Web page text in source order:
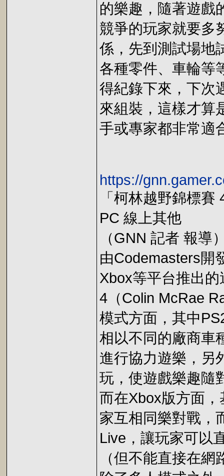
的樂趣，隨著遊戲
競爭的玩家就要多
係，先到測試場地
各種零件、車輪等
得紀錄下來，下次
來組裝，這樣才算
手或專家都非常適
https://
「柯林越野錦標
PC 線上其他
（GNN 記者 報導
由Codemasters開
Xbox等平台推出
4（Colin McRae
模式方面，其中
相以不同的廠商車
進行協力遊樂，另
玩，使遊戲樂趣隨
而在Xbox版方面
家互相同樂對戰，
Live，讓玩家可以
（但不能直接在